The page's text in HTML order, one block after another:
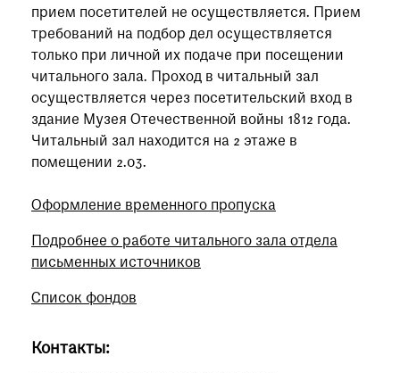
прием посетителей не осуществляется. Прием
требований на подбор дел осуществляется
только при личной их подаче при посещении
читального зала. Проход в читальный зал
осуществляется через посетительский вход в
здание Музея Отечественной войны 1812 года.
Читальный зал находится на 2 этаже в
помещении 2.03.
Оформление временного пропуска
Подробнее о работе читального зала отдела
письменных источников
Список фондов
Контакты: